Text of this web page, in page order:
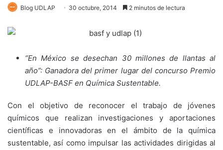
Blog UDLAP 30 octubre, 2014 2 minutos de lectura
“En México se desechan 30 millones de llantas al
año”: Ganadora del primer lugar del concurso Premio
UDLAP-BASF en Química Sustentable.
Con el objetivo de reconocer el trabajo de jóvenes
químicos que realizan investigaciones y aportaciones
científicas e innovadoras en el ámbito de la química
sustentable, así como impulsar las actividades dirigidas al